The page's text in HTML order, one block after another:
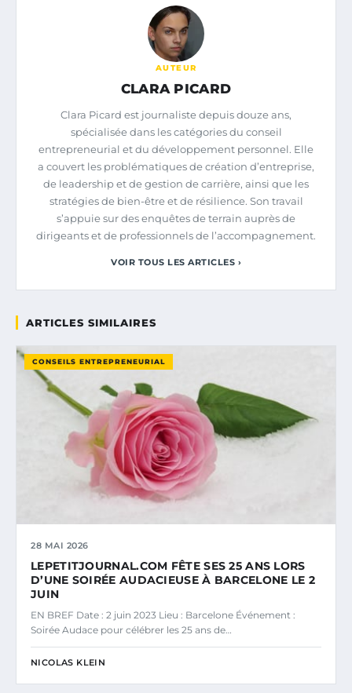
AUTEUR
CLARA PICARD
Clara Picard est journaliste depuis douze ans,
spécialisée dans les catégories du conseil
entrepreneurial et du développement personnel. Elle
a couvert les problématiques de création d’entreprise,
de leadership et de gestion de carrière, ainsi que les
stratégies de bien-être et de résilience. Son travail
s’appuie sur des enquêtes de terrain auprès de
dirigeants et de professionnels de l’accompagnement.
VOIR TOUS LES ARTICLES ›
ARTICLES SIMILAIRES
CONSEILS ENTREPRENEURIAL
28 MAI 2026
LEPETITJOURNAL.COM FÊTE SES 25 ANS LORS
D’UNE SOIRÉE AUDACIEUSE À BARCELONE LE 2
JUIN
EN BREF Date : 2 juin 2023 Lieu : Barcelone Événement :
Soirée Audace pour célébrer les 25 ans de…
NICOLAS KLEIN